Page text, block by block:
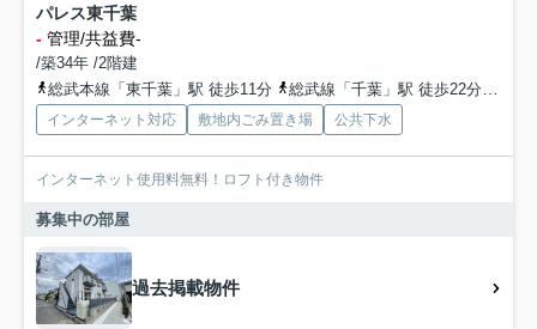
パレス東千葉
- 管理/共益費-
/築34年 /2階建
総武本線「東千葉」駅 徒歩11分
総武線「千葉」駅 徒歩22分
インターネット対応 敷地内ごみ置き場 公共下水
インターネット使用料無料！ロフト付き物件
募集中の部屋
過去掲載物件